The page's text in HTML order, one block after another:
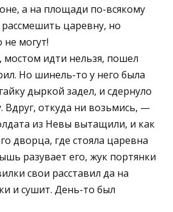
а на площади по-всякому
царевну, но
не могут!
мостом идти нельзя, пошел
Но шинель-то у него была
дыркой задел, и сдернуло
Вдруг, откуда ни возьмись, —
из Невы вытащили, и как
дворца, где стояла царевна
разувает его, жук портянки
свои расставил да на
и сушит. День-то был